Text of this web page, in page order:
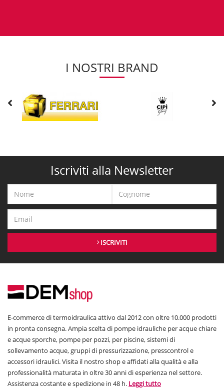
I NOSTRI BRAND
Iscriviti alla Newsletter
ISCRIVITI
E-commerce di termoidraulica attivo dal 2012 con oltre 10.000 prodotti
in pronta consegna. Ampia scelta di pompe idrauliche per acque chiare
e acque sporche, pompe per pozzi, per piscine, sistemi di
sollevamento acque, gruppi di pressurizzazione, presscontrol e
accessori idraulici. Visita il nostro shop e affidati alla qualità e alla
professionalità maturata in oltre 30 anni di esperienza nel settore.
Assistenza costante e spedizione in 48 h. Leggi tutto